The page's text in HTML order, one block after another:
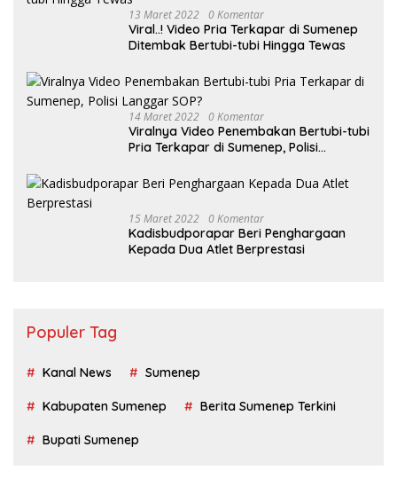
13 Maret 2022 0 Komentar
Viral..! Video Pria Terkapar di Sumenep
Ditembak Bertubi-tubi Hingga Tewas
14 Maret 2022 0 Komentar
Viralnya Video Penembakan Bertubi-tubi
Pria Terkapar di Sumenep, Polisi
15 Maret 2022 0 Komentar
Kadisbudporapar Beri Penghargaan
Kepada Dua Atlet Berprestasi
Populer Tag
Kanal News Sumenep
Kabupaten Sumenep Berita Sumenep Terkini
Bupati Sumenep